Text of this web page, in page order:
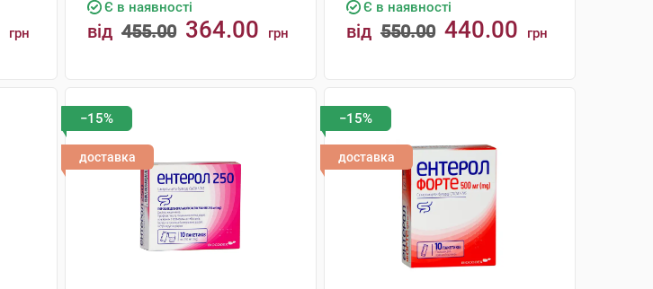
грн
Є в наявності
від 455.00 364.00 грн
Є в наявності
від 550.00 440.00 грн
−15%
доставка
−15%
доставка